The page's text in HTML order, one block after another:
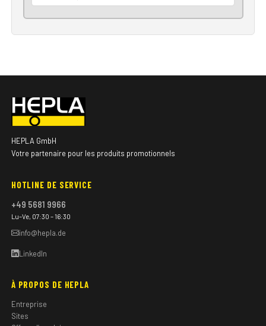
HEPLA GmbH
Votre partenaire pour les produits promotionnels
HOTLINE DE SERVICE
+49 5681 9966
Lu–Ve, 07:30 – 16:30
info@hepla.de
LinkedIn
À PROPOS DE HEPLA
Entreprise
Sites